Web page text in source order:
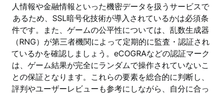
人情報や金融情報といった機密データを扱うサービスで
あるため、SSL暗号化技術が導入されているかは必須条
件です。また、ゲームの公平性については、乱数生成器
（RNG）が第三者機関によって定期的に監査・認証され
ているかを確認しましょう。eCOGRAなどの認証マーク
は、ゲーム結果が完全にランダムで操作されていないこ
との保証となります。これらの要素を総合的に判断し、
評判やユーザーレビューも参考にしながら、自分に合っ